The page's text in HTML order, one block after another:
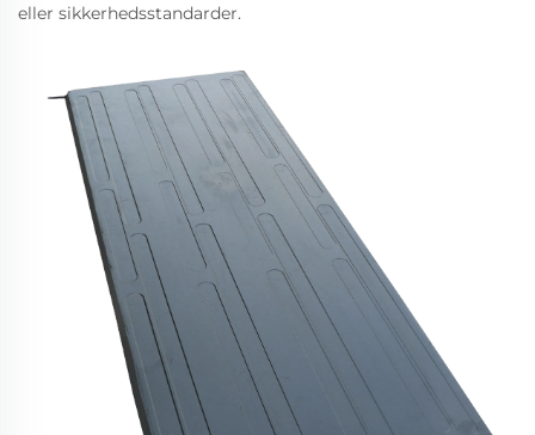
eller sikkerhedsstandarder.